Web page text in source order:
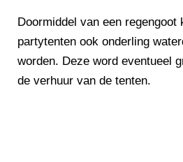
Doormiddel van een regengoot
partytenten ook onderling
worden. Deze word eventueel
de verhuur van de tenten.